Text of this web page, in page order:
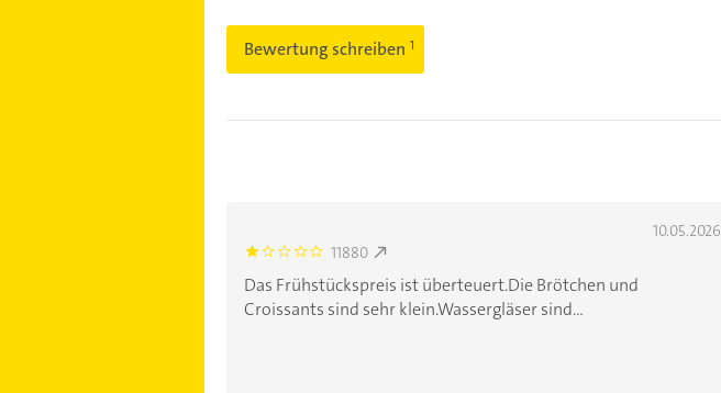
Bewertung schreiben
10.05.2026
1.0 11880
Das Frühstückspreis ist überteuert.Die Brötchen und
Croissants sind sehr klein.Wassergläser sind...